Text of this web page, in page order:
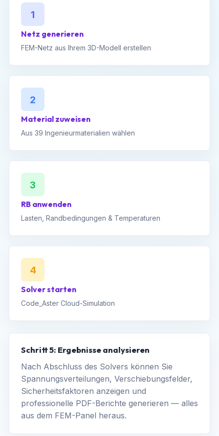
1
Netz generieren
FEM-Netz aus Ihrem 3D-Modell erstellen
2
Material zuweisen
Aus 39 Ingenieurmaterialien wählen
3
RB anwenden
Lasten, Randbedingungen & Temperaturen
4
Solver starten
Code_Aster Cloud-Simulation
Schritt 5: Ergebnisse analysieren
Nach Abschluss des Solvers können Sie
Spannungsverteilungen, Verschiebungsfelder,
Sicherheitsfaktoren anzeigen und
professionelle PDF-Berichte generieren — alles
aus dem FEM-Panel heraus.